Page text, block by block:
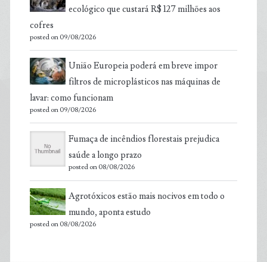
ecológico que custará R$ 127 milhões aos
cofres
posted on 09/08/2026
União Europeia poderá em breve impor
filtros de microplásticos nas máquinas de
lavar: como funcionam
posted on 09/08/2026
Fumaça de incêndios florestais prejudica
saúde a longo prazo
posted on 08/08/2026
Agrotóxicos estão mais nocivos em todo o
mundo, aponta estudo
posted on 08/08/2026